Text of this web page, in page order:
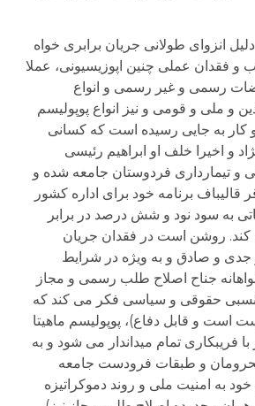
انزوای طولانی جریان برابری خواه
و فقدان عملی چنین اپوزیسیونی، عملا
رسمی و غیر رسمی و انواع
و ملی و قومی و نیز انواع پوپولیسم
کار به جایی رسیده است که کسانی
و اخیرا خلف او ابراهیم رئیسی
و تیمارداری فردوستان جامعه شده و
قالیباف برنامه خود برای اداره کشور
به سود نود و شش درصد در برابر
کند. روشن است در فقدان جریان
جدی و صادق و به ویژه در شرایط
جناح اصلاح طلب رسمی و مجاز
نسبی حقوقی و سیاسی فکر می کند که
است و قابل دفاع)، پوپولیسم ماهیتا
فریبکاری تمام میداندار می شود و به
و طبقات فرودست جامعه
به امنیت ملی و روند دموکراتیزه